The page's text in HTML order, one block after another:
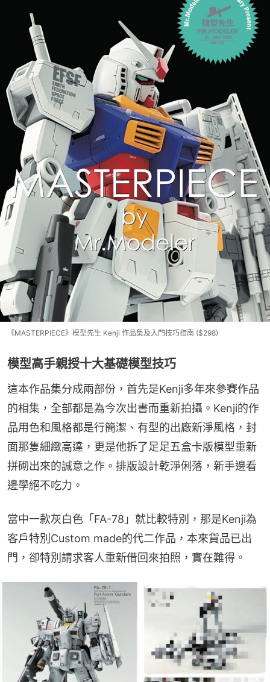
《MASTERPIECE》模型先生 Kenji 作品集及入門技巧指南 ($298)
模型高手親授十大基礎模型技巧
這本作品集分成兩部份，首先是Kenji多年來參賽作品
的相集，全部都是為今次出書而重新拍攝。Kenji的作
品用色和風格都是行簡潔、有型的出廠新淨風格，封
面那隻細緻高達，更是他拆了足足五盒卡版模型重新
拼砌出來的誠意之作。排版設計乾淨俐落，新手邊看
邊學絕不吃力。
當中一款灰白色「FA-78」就比較特別，那是Kenji為
客戶特別Custom made的代二作品，本來貨品已出
門，卻特別請求客人重新借回來拍照，實在難得。